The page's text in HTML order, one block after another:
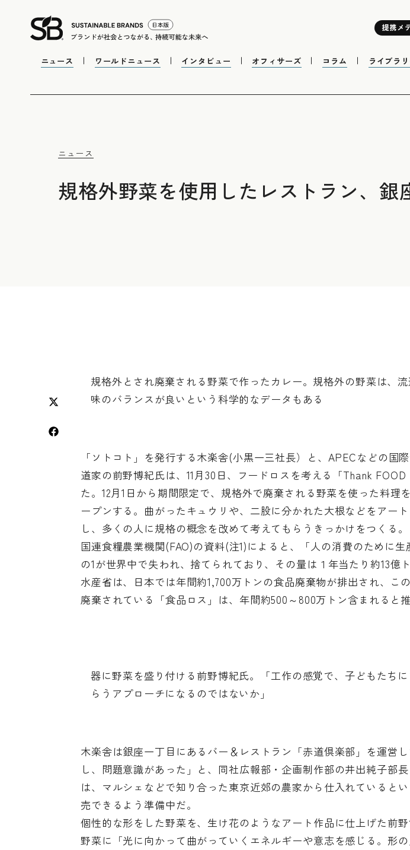
提携メ
ニュース ワールドニュース インタビュー オフィサーズ コラム ライブラ
ニュース
規格外野菜を使用したレストラン、銀
規格外とされ廃棄される野菜で作ったカレー。規格外の野菜は、
味のバランスが良いという科学的なデータもある
「ソトコト」を発行する木楽舎(小黒一三社長）と、APECなどの国
道家の前野博紀氏は、11月30日、フードロスを考える「Thank
た。12月1日から期間限定で、規格外で廃棄される野菜を使った料理
ープンする。曲がったキュウリや、二股に分かれた大根などをアー
し、多くの人に規格の概念を改めて考えてもらうきっかけをつくる。
国連食糧農業機関(FAO)の資料(注1)によると、「人の消費のために
の1が世界中で失われ、捨てられており、その量は１年当たり約13億
水産省は、日本では年間約1,700万トンの食品廃棄物が排出され、こ
廃棄されている「食品ロス」は、年間約500～800万トン含まれると
器に野菜を盛り付ける前野博紀氏。「工作の感覚で、子どもたち
らうアプローチになるのではないか」
木楽舎は銀座一丁目にあるバー＆レストラン「赤道倶楽部」を運営
し、問題意識があった」と、同社広報部・企画制作部の井出純子部
は、マルシェなどで知り合った東京近郊の農家から仕入れていると
売できるよう準備中だ。
個性的な形をした野菜を、生け花のようなアート作品に仕上げた前
野菜に「光に向かって曲がっていくエネルギーや意志を感じる。形